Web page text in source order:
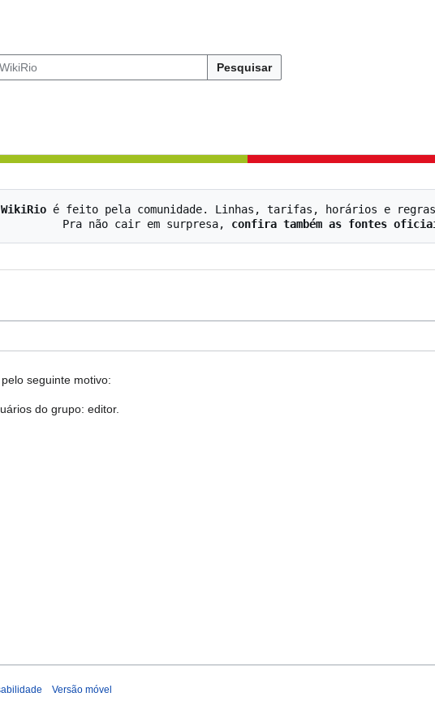
Pesquisar
WikiRio é feito pela comunidade. Linhas, tarifas, horários e regras
   Pra não cair em surpresa,
confira também as fontes
seguinte motivo:
do grupo: editor.
Versão móvel